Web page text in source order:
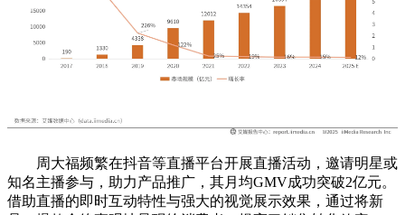
周大福频繁在抖音等直播平台开展直播活动，邀请明星或
知名主播参与，助力产品推广，其月均GMV成功突破2亿元。
借助直播的即时互动特性与强大的视觉展示效果，通过将新